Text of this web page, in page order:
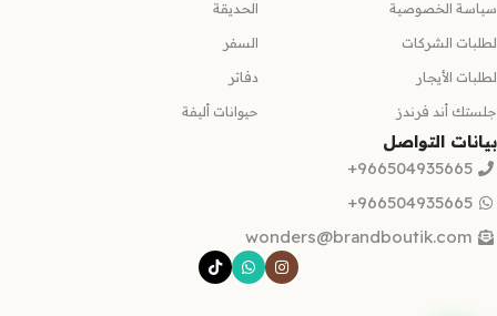
سياسة الخصوصية
لطلبات الشركات
لطلبات الأيجار
جلستك أند فرندز
الحديقة
السفر
دفاتر
حيوانات أليفة
بيانات التواصل
966504935665+
966504935665+
wonders@brandboutik.com